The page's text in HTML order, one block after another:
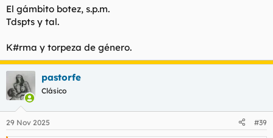
El gámbito botez, s.p.m.
Tdspts y tal.
K#rma y torpeza de género.
pastorfe
Clásico
29 Nov 2025 #39